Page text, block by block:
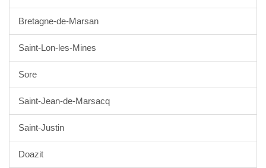
Bretagne-de-Marsan
Saint-Lon-les-Mines
Sore
Saint-Jean-de-Marsacq
Saint-Justin
Doazit